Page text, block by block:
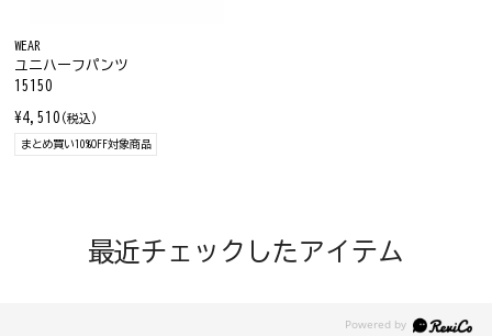
WEAR
ユニハーフパンツ
15150
¥4,510 (税込)
まとめ買い10%OFF対象商品
最近チェックしたアイテム